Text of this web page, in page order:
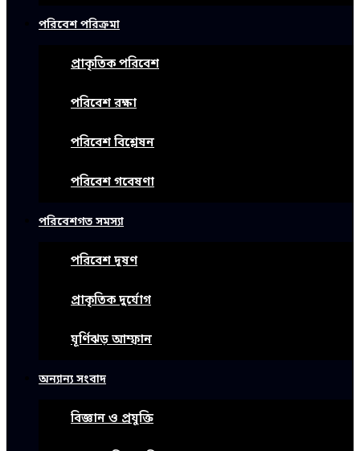
পরিবেশ পরিক্রমা
প্রাকৃতিক পরিবেশ
পরিবেশ রক্ষা
পরিবেশ বিশ্লেষন
পরিবেশ গবেষণা
পরিবেশগত সমস্যা
পরিবেশ দূষণ
প্রাকৃতিক দুর্যোগ
ঘূর্ণিঝড় আম্ফান
অন্যান্য সংবাদ
বিজ্ঞান ও প্রযুক্তি